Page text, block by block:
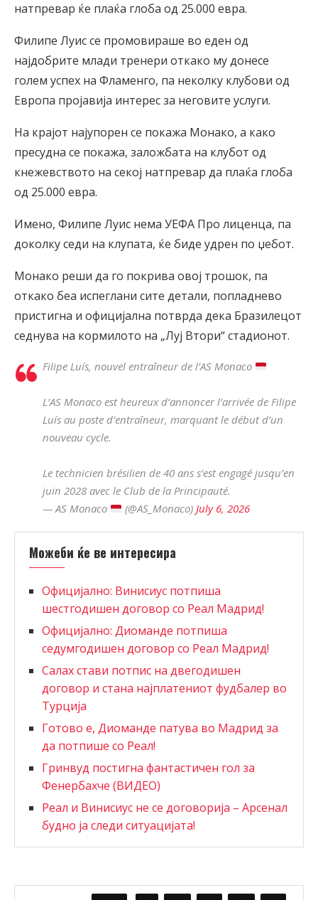
натпревар ќе плаќа глоба од 25.000 евра.
Филипе Луис се промовираше во еден од
најдобрите млади тренери откако му донесе
голем успех на Фламенго, па неколку клубови од
Европа пројавија интерес за неговите услуги.
На крајот најупорен се покажа Монако, а како
пресудна се покажа, заложбата на клубот од
кнежевството на секој натпревар да плаќа глоба
од 25.000 евра.
Имено, Филипе Луис нема УЕФА Про лиценца, па
доколку седи на клупата, ќе биде удрен по џебот.
Монако реши да го покрива овој трошок, па
откако беа испеглани сите детали, попладнево
пристигна и официјална потврда дека Бразилецот
седнува на кормилото на „Луј Втори“ стадионот.
Filipe Luís, nouvel entraîneur de l’AS Monaco
L’AS Monaco est heureux d’annoncer l’arrivée de Filipe
Luís au poste d’entraîneur, marquant le début d’un
nouveau cycle.
Le technicien brésilien de 40 ans s’est engagé jusqu’en
juin 2028 avec le Club de la Principauté.
— AS Monaco
(@AS_Monaco)July 6, 2026
Можеби ќе ве интересира
Официјално: Винисиус потпиша
шестгодишен договор со Реал Мадрид!
Официјално: Диоманде потпиша
седумгодишен договор со Реал Мадрид!
Салах стави потпис на двегодишен
договор и стана најплатениот фудбалер во
Турција
Готово е, Диоманде патува во Мадрид за
да потпише со Реал!
Гринвуд постигна фантастичен гол за
Фенербахче (ВИДЕО)
Реал и Винисиус не се договорија – Арсенал
будно ја следи ситуацијата!